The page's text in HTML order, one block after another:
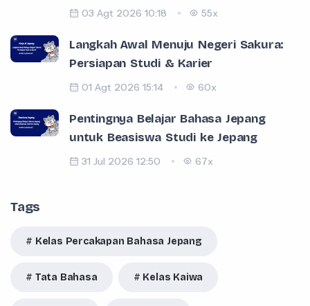
03 Agt 2026 10:18 55x
Langkah Awal Menuju Negeri Sakura:
Persiapan Studi & Karier
01 Agt 2026 15:14 60x
Pentingnya Belajar Bahasa Jepang
untuk Beasiswa Studi ke Jepang
31 Jul 2026 12:50 67x
Tags
Kelas Percakapan Bahasa Jepang
Tata Bahasa Kelas Kaiwa